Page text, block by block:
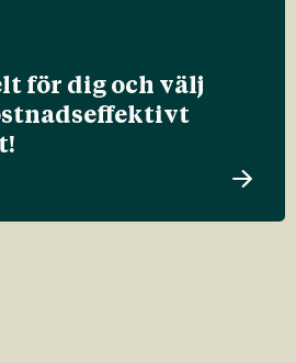
för dig och välj